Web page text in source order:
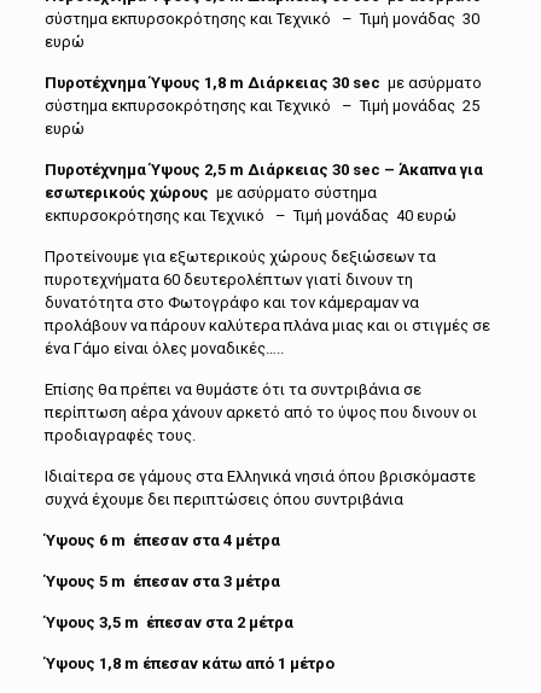
σύστημα εκπυρσοκρότησης και Τεχνικό – Τιμή μονάδας 30
ευρώ
Πυροτέχνημα Ύψους 1,8 m Διάρκειας 30 sec με ασύρματο
σύστημα εκπυρσοκρότησης και Τεχνικό – Τιμή μονάδας 25
ευρώ
Πυροτέχνημα Ύψους 2,5 m Διάρκειας 30 sec – Άκαπνα για
εσωτερικούς χώρους με ασύρματο σύστημα
εκπυρσοκρότησης και Τεχνικό – Τιμή μονάδας 40 ευρώ
Προτείνουμε για εξωτερικούς χώρους δεξιώσεων τα
πυροτεχνήματα 60 δευτερολέπτων γιατί δινουν τη
δυνατότητα στο Φωτογράφο και τον κάμεραμαν να
προλάβουν να πάρουν καλύτερα πλάνα μιας και οι στιγμές σε
ένα Γάμο είναι όλες μοναδικές…..
Επίσης θα πρέπει να θυμάστε ότι τα συντριβάνια σε
περίπτωση αέρα χάνουν αρκετό από το ύψος που δινουν οι
προδιαγραφές τους.
Ιδιαίτερα σε γάμους στα Ελληνικά νησιά όπου βρισκόμαστε
συχνά έχουμε δει περιπτώσεις όπου συντριβάνια
Ύψους 6 m έπεσαν στα 4 μέτρα
Ύψους 5 m έπεσαν στα 3 μέτρα
Ύψους 3,5 m έπεσαν στα 2 μέτρα
Ύψους 1,8 m έπεσαν κάτω από 1 μέτρο